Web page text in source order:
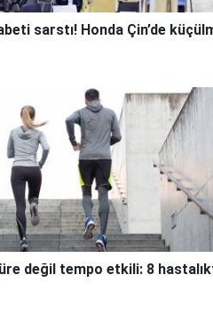
sarstı! Honda Çin’de
değil tempo etkili: 8